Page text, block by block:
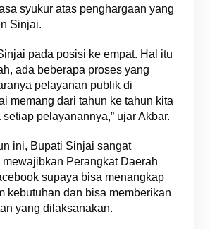
syukur atas penghargaan yang
Sinjai.
pada posisi ke empat. Hal itu
ada beberapa proses yang
pelayanan publik di
memang dari tahun ke tahun kita
pelayanannya,” ujar Akbar.
ini, Bupati Sinjai sangat
Perangkat Daerah
supaya bisa menangkap
kebutuhan dan bisa memberikan
yang dilaksanakan.